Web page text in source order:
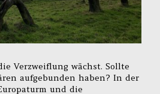
Verzweiflung wächst. Sollte
aufgebunden haben? In der
und die